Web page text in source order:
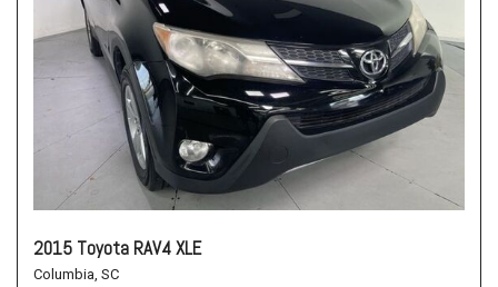
2015 Toyota RAV4 XLE
Columbia, SC